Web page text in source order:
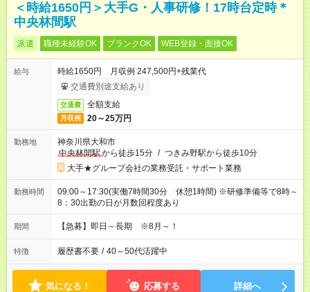
＜時給1650円＞大手G・人事研修！17時台定時＊
中央林間駅
派遣 職種未経験OK ブランクOK WEB登録・面接OK
給与
時給1650円 月収例 247,500円+残業代
交通費別途支給あり
交通費 全額支給
月収例 20～25万円
勤務地
神奈川県大和市
中央林間駅から徒歩15分 / つきみ野駅から徒歩10分
大手★グループ会社の業務受託・サポート業務
勤務時間
09:00～17:30(実働7時間30分 休憩1時間) ※研修準備等で8時～
8：30出勤の日が月数回程度あり
期間 【急募】即日～長期 ※8月～！
特徴 履歴書不要 / 40～50代活躍中
気になる！ 応募する 詳細へ